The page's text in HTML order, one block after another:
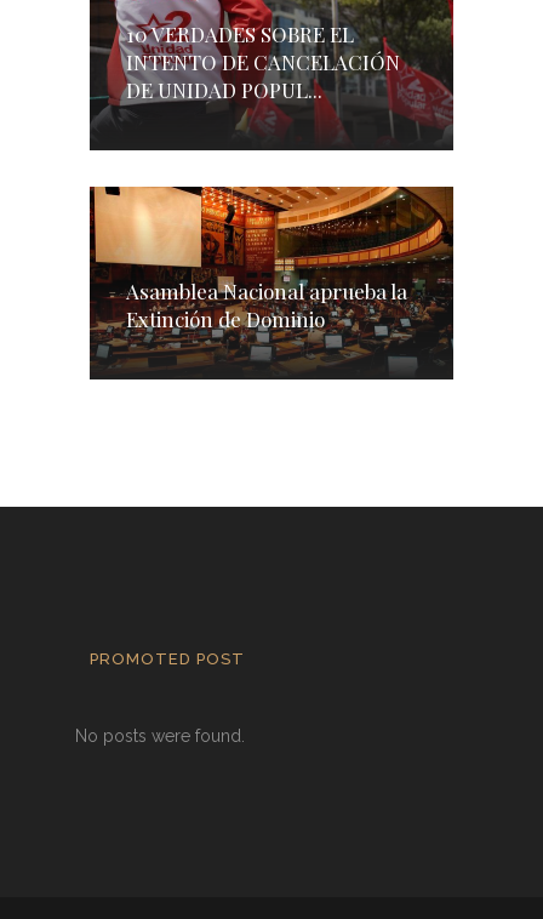
10 VERDADES SOBRE EL
INTENTO DE CANCELACIÓN
DE UNIDAD POPUL...
Asamblea Nacional aprueba la
Extinción de Dominio
PROMOTED POST
No posts were found.